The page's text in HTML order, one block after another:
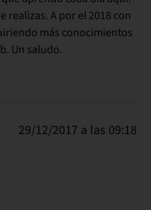
realizas. A por el 2018 con
más conocimientos
Un saludo.
29/12/2017 a las 09:18